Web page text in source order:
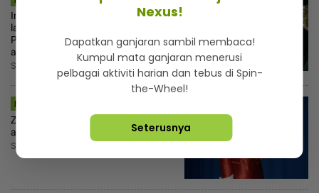
Iman anak pak imam bertudung
labuh runtuh di tangan abang!
Pemuda terkejut jumpa bukti aktiviti
asmaradana dalam ‘dashcam’
Sabtu, 8 Ogos 2026 8:00 PM
MSTAR | HIBURAN
Zulin Aziz capai berat badan 54kg,
akui cabaran untuk kekalkan
Sabtu, 8 Ogos 2026 6:00 PM
Nexus!
Dapatkan ganjaran sambil membaca!
Kumpul mata ganjaran menerusi
pelbagai aktiviti harian dan tebus di Spin-
the-Wheel!
Seterusnya